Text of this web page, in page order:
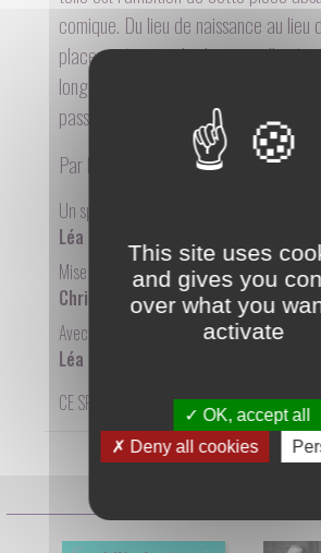
comique. Du lieu de naissance au lieu
place » interroge les lieux que l’on
long de notre vie, au-travers de
passagers d’un train allant vers
Par la compagnie
Salmigondis
Un spectacle écrit par :
Léa Sébastien
Mise en scène de :
Christian Padie
Avec :
Léa Sébastien, Hervé Rosenberg,
CE SPECTACLE N'EST PAS PROGRAMMÉ
This site uses
and gives you
over what you
activate
OK, accept all
Deny all cookies